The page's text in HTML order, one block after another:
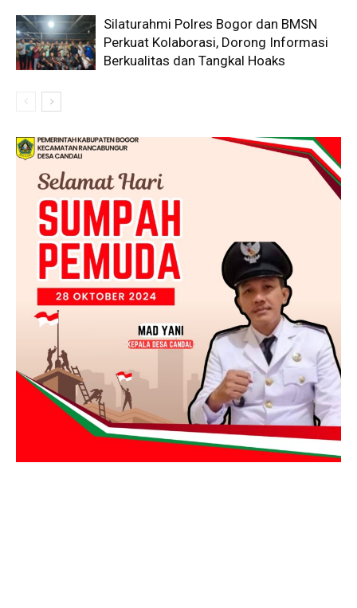
Silaturahmi Polres Bogor dan BMSN
Perkuat Kolaborasi, Dorong Informasi
Berkualitas dan Tangkal Hoaks